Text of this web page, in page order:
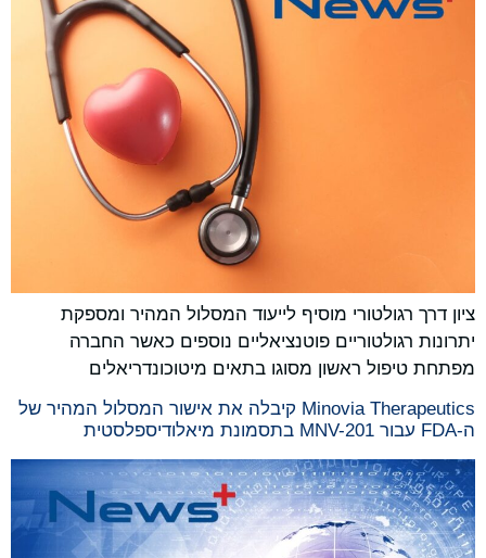
ציון דרך רגולטורי מוסיף לייעוד המסלול המהיר ומספקת
יתרונות רגולטוריים פוטנציאליים נוספים כאשר החברה
מפתחת טיפול ראשון מסוגו בתאים מיטוכונדריאלים
Minovia Therapeutics קיבלה את אישור המסלול המהיר של
ה-FDA עבור MNV-201 בתסמונת מיאלודיספלסטית